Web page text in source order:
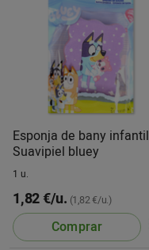
Esponja de bany infantil
Suavipiel bluey
1 u.
1,82 €/u. (1,82 €/u.)
Comprar